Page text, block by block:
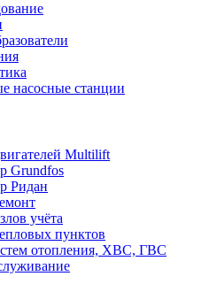
насосные станции
Multilift
Grundfos
Ридан
учёта
пунктов
отопления, ХВС, ГВС